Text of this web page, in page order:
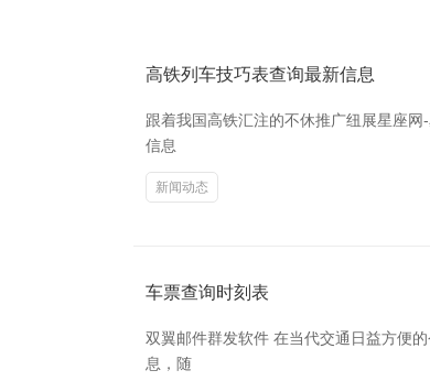
高铁列车技巧表查询最新信息
跟着我国高铁汇注的不休推广纽展星座
信息
新闻动态
车票查询时刻表
双翼邮件群发软件 在当代交通日益方便
息，随